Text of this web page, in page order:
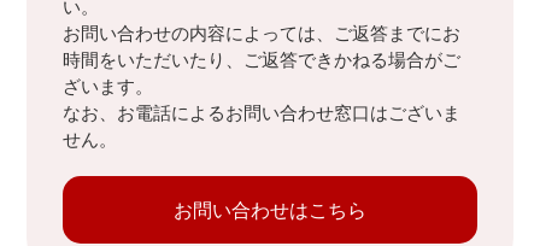
い。
お問い合わせの内容によっては、ご返答までにお
時間をいただいたり、ご返答できかねる場合がご
ざいます。
なお、お電話によるお問い合わせ窓口はございま
せん。
お問い合わせはこちら